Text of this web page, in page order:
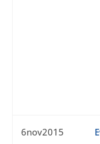
6nov2015